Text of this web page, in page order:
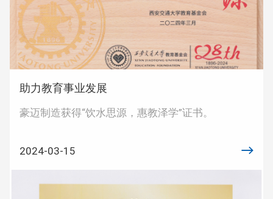
助力教育事业发展
豪迈制造获得“饮水思源，惠教泽学”证书。
2024-03-15